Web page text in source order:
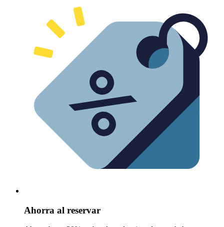
Ahorra al reservar